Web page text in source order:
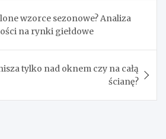
wzorce sezonowe? Analiza
na rynki giełdowe
tylko nad oknem czy na całą
ścianę?